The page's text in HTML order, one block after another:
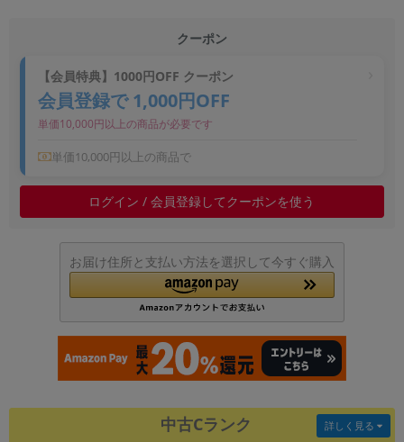
クーポン
【会員特典】1000円OFF クーポン
会員登録で 1,000円OFF
単価10,000円以上の商品が必要です
単価10,000円以上の商品で
ログイン / 会員登録してクーポンを使う
お届け住所と支払い方法を選択して今すぐ購入
中古Cランク 詳しく見る
モニタサイズ
~
年 月 まで
各項目のチェックボックスは「or検索」となります。
ただし機能別のみ「and検索」となります。